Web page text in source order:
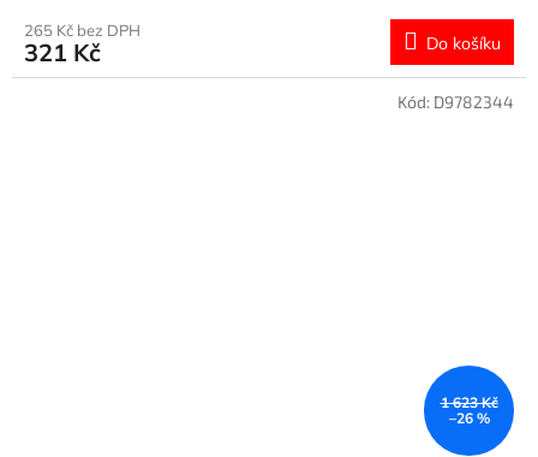
265 Kč bez DPH
321 Kč Do košíku
1 623 Kč
–26 %
Kód: D9782344